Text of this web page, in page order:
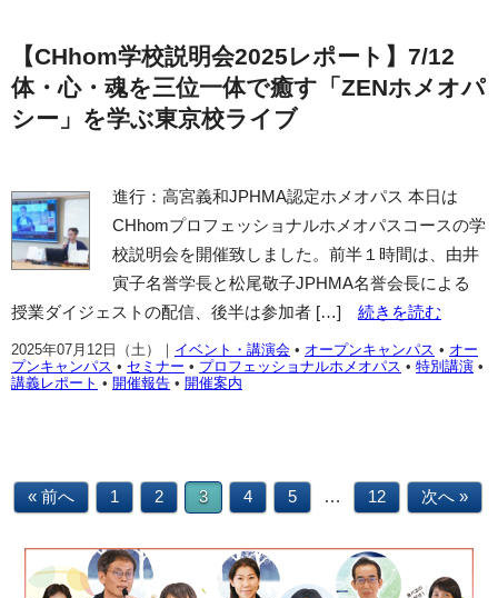
【CHhom学校説明会2025レポート】7/12
体・心・魂を三位一体で癒す「ZENホメオパ
シー」を学ぶ東京校ライブ
進行：高宮義和JPHMA認定ホメオパス 本日は
CHhomプロフェッショナルホメオパスコースの学
校説明会を開催致しました。前半１時間は、由井
寅子名誉学長と松尾敬子JPHMA名誉会長による
授業ダイジェストの配信、後半は参加者 […]
続きを読む
2025年07月12日（土） ｜ イベント・講演会 • オープンキャンパス • オー
プンキャンパス • セミナー • プロフェッショナルホメオパス • 特別講演 •
講義レポート • 開催報告 • 開催案内
« 前へ 1 2 3 4 5 … 12 次へ »